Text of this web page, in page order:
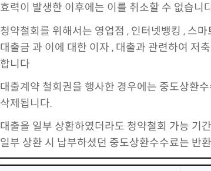
효력이 발생한 이후에는 이를 취소할 수 없습니
청약철회를 위해서는 영업점 , 인터넷뱅킹 , 스마
대출금 과 이에 대한 이자 , 대출과 관련하여 저
합니다
대출계약 철회권을 행사한 경우에는 중도상환
삭제됩니다.
대출을 일부 상환하였더라도 청약철회 가능 기
일부 상환 시 납부하셨던 중도상환수수료는 반